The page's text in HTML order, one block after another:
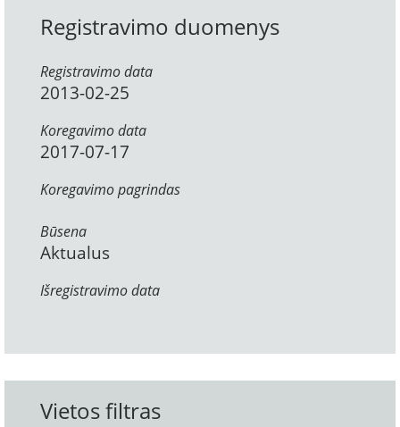
Registravimo duomenys
Registravimo data
2013-02-25
Koregavimo data
2017-07-17
Koregavimo pagrindas
Būsena
Aktualus
Išregistravimo data
Vietos filtras